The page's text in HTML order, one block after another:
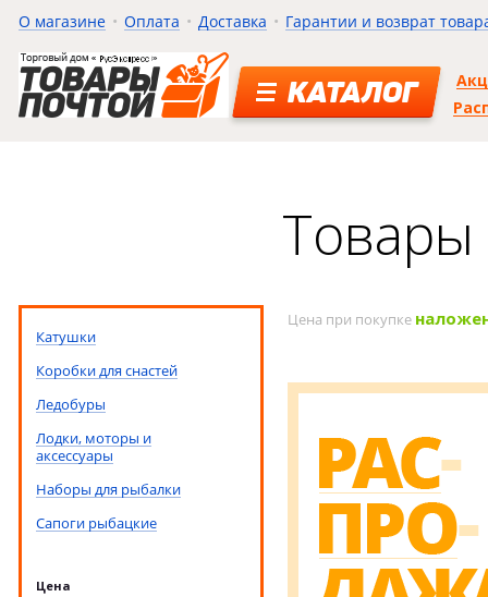
О магазине Оплата Доставка Гарантии и возврат
КАТАЛОГ
Товары
Катушки
Коробки для снастей
Ледобуры
Лодки, моторы и
аксессуары
Наборы для рыбалки
Сапоги рыбацкие
Цена
Цена при покупке